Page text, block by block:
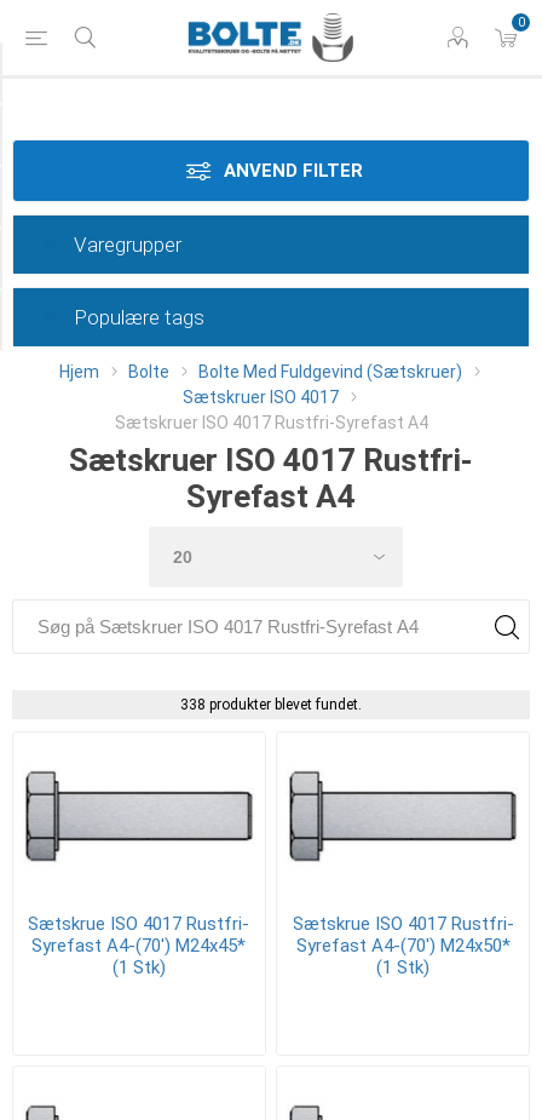
0
Hjem Bolte
Bolte Med Fuldgevind (Sætskruer)
Sætskruer ISO 4017
Sætskruer ISO 4017 Rustfri-Syrefast A4
Sætskruer ISO 4017 Rustfri-
Syrefast A4
338 produkter blevet fundet.
Sætskrue ISO 4017 Rustfri-
Syrefast A4-(70') M24x45*
(1 Stk)
Sætskrue ISO 4017 Rustfri-
Syrefast A4-(70') M24x50*
(1 Stk)
ANVEND FILTER
Længde
Category
Varegrupper
Populære tags